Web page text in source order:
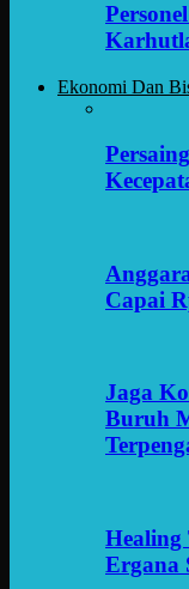
Ekonomi Dan
Capai
Jaga
Buruh
Healing
Ergana